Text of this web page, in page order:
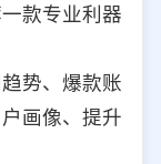
款专业利器
势、爆款账
画像、提升